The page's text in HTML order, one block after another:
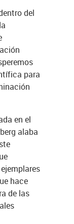
del
para
en el
alaba
hace
de las